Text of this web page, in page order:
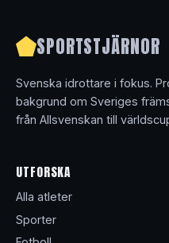
SPORTSTJÄRNOR
Svenska idrottare i fokus.
bakgrund om Sveriges
från Allsvenskan till
UTFORSKA
Alla atleter
Sporter